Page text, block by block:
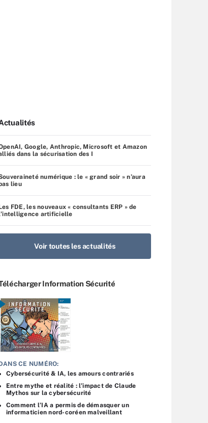
Google, Anthropic, Microsoft et Amazon
dans la sécurisation des I
numérique : le « grand soir » n’aura
lieu
FDE, les nouveaux « consultants ERP » de
artificielle
Voir toutes les actualités
Information Sécurité
CE NUMÉRO:
Cybersécurité & IA, les amours contrariés
Entre mythe et réalité : l’impact de Claude
Mythos sur la cybersécurité
Comment l’IA a permis de démasquer un
informaticien nord-coréen malveillant